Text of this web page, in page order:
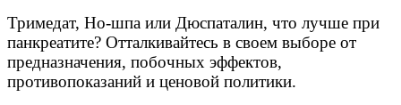
Тримедат, Но-шпа или Дюспаталин, что лучше при
панкреатите? Отталкивайтесь в своем выборе от
предназначения, побочных эффектов,
противопоказаний и ценовой политики.